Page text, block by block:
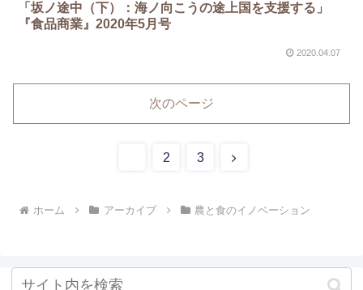
「坂ノ途中（下）：海ノ向こうの途上国を支援する」
『食品商業』2020年5月号
2020.04.07
次のページ
2 3
次
ホーム アーカイブ 農と食のイノベーション